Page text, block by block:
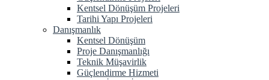
Kentsel Dönüşüm Projeleri
Tarihi Yapı Projeleri
Danışmanlık
Kentsel Dönüşüm
Proje Danışmanlığı
Teknik Müşavirlik
Güçlendirme Hizmeti